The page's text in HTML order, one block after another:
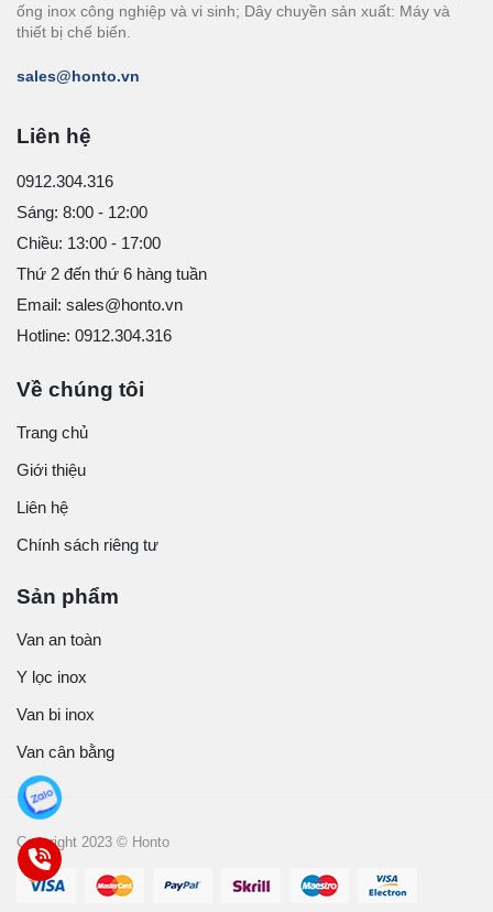
ống inox công nghiệp và vi sinh; Dây chuyền sản xuất: Máy và
thiết bị chế biến.
sales@honto.vn
Liên hệ
0912.304.316
Sáng: 8:00 - 12:00
Chiều: 13:00 - 17:00
Thứ 2 đến thứ 6 hàng tuần
Email: sales@honto.vn
Hotline: 0912.304.316
Về chúng tôi
Trang chủ
Giới thiệu
Liên hệ
Chính sách riêng tư
Sản phẩm
Van an toàn
Y lọc inox
Van bi inox
Van cân bằng
Copyright 2023 © Honto